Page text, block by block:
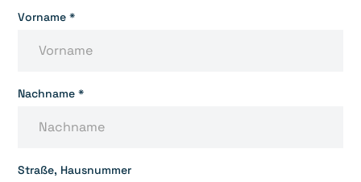
Vorname *
Nachname *
Straße, Hausnummer